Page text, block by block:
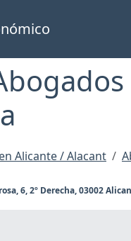
Alicante / Alacant
6, 2º Derecha, 03002